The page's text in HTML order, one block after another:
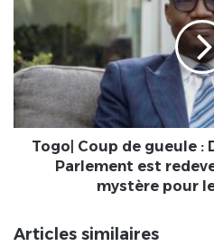
gueule
:
Depuis
son
départ,
"le
Parlement
un
Togo| Coup de gueule :
Parlement est
mystère pour
Articles similaires